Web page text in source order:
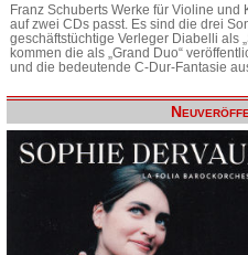
Franz Schuberts Werke für Violine
auf zwei CDs passt. Es sind die drei
geschäftstüchtige Verleger Diabelli als
kommen die als „Grand Duo“
und die bedeutende C-Dur-Fantasie